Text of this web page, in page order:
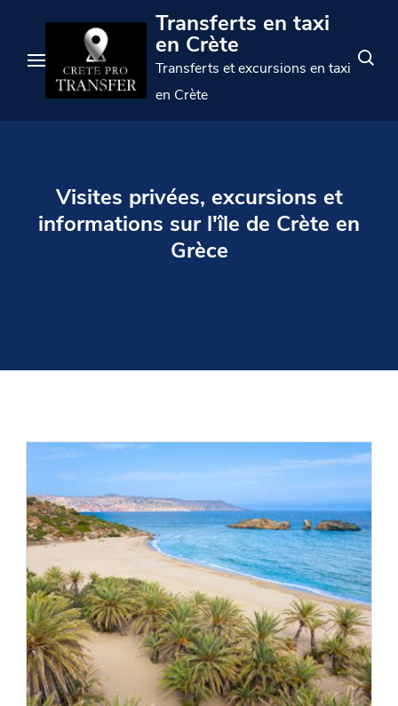
contenu
(appuyez
sur
Transferts en taxi
en Crète
Transferts et excursions en taxi
en Crète
Visites privées, excursions et
informations sur l'île de Crète en
Grèce